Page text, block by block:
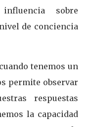
sobre
de conciencia
tenemos un
permite observar
respuestas
la capacidad